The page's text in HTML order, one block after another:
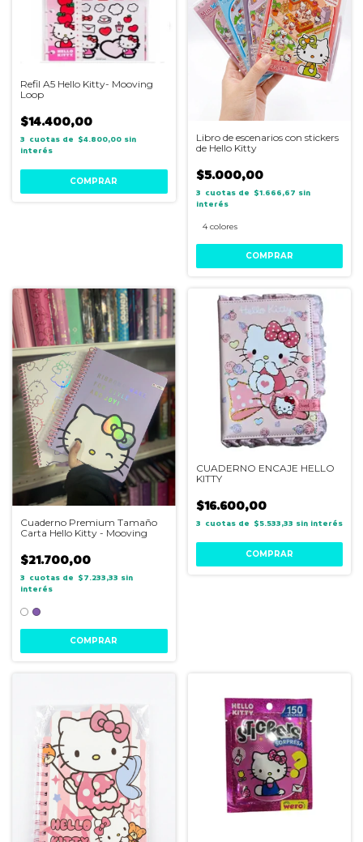
Refil A5 Hello Kitty- Mooving
Loop
$14.400,00
3 $4.800,00 sin
interés
Libro de escenarios con stickers
de Hello Kitty
$5.000,00
3 $1.666,67 sin
interés
4 colores
COMPRAR
Cuaderno Premium Tamaño
Carta Hello Kitty - Mooving
$21.700,00
3 $7.233,33 sin
interés
COMPRAR
CUADERNO ENCAJE HELLO
KITTY
$16.600,00
3 $5.533,33 sin interés